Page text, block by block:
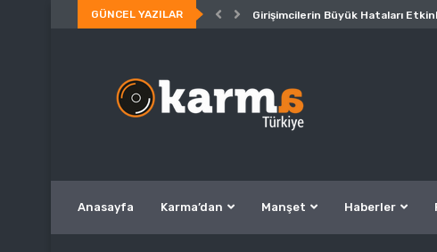
GÜNCEL YAZILAR Girişimcilerin Büyük Hataları
Anasayfa Karma’dan Manşet Haberler